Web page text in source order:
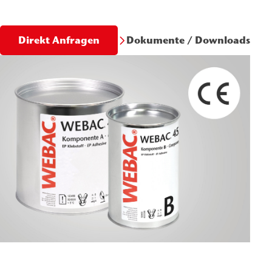
Direkt Anfragen Dokumente / Downloads